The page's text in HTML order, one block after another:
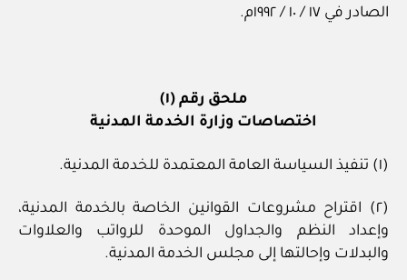
الصادر في ١٧ / ١٠ / ١٩٩٢م.
ملحق رقم (١)
اختصاصات وزارة الخدمة المدنية
(١) تنفيذ السياسة العامة المعتمدة للخدمة المدنية.
(٢) اقتراح مشروعات القوانين الخاصة بالخدمة المدنية،
وإعداد النظم والجداول الموحدة للرواتب والعلاوات
والبدلات وإحالتها إلى مجلس الخدمة المدنية.